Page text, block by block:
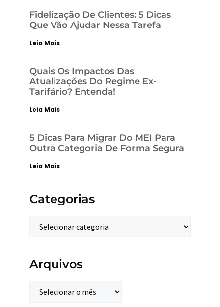
Fidelização De Clientes: 5 Dicas
Que Vão Ajudar Nessa Tarefa
Leia Mais
Quais Os Impactos Das
Atualizações Do Regime Ex-
Tarifário? Entenda!
Leia Mais
5 Dicas Para Migrar Do MEI Para
Outra Categoria De Forma Segura
Leia Mais
Categorias
Arquivos